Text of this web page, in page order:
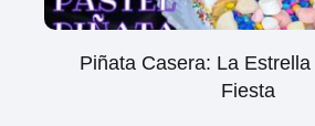
Piñata Casera: La
Fiesta